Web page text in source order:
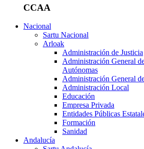
CCAA
Nacional
Sartu Nacional
Arloak
Administración de Justicia
Administración General
Autónomas
Administración General
Administración Local
Educación
Empresa Privada
Entidades Públicas
Formación
Sanidad
Andalucía